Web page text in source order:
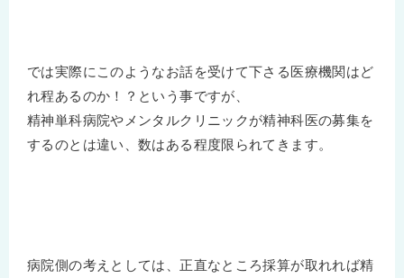
では実際にこのようなお話を受けて下さる医療機関はど
れ程あるのか！？という事ですが、
精神単科病院やメンタルクリニックが精神科医の募集を
するのとは違い、数はある程度限られてきます。
病院側の考えとしては、正直なところ採算が取れれば精